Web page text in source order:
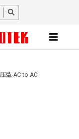
型-AC to AC